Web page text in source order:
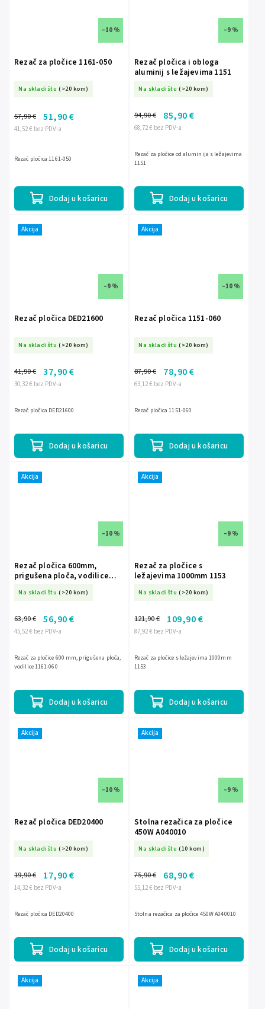
–10 %
Rezač za pločice 1161-050
Na skladištu (>20 kom)
41,52 € bez PDV-a
57,90 € 51,90 €
Dodaj u košaricu
Rezač pločica 1161-050
–9 %
Rezač pločica i obloga
aluminij s ležajevima 1151
Na skladištu (>20 kom)
68,72 € bez PDV-a
94,90 € 85,90 €
Dodaj u košaricu
Rezač za pločice od aluminija s ležajevima
1151
Akcija
–9 %
Rezač pločica DED21600
Na skladištu (>20 kom)
30,32 € bez PDV-a
41,90 € 37,90 €
Dodaj u košaricu
Rezač pločica DED21600
Akcija
–10 %
Rezač pločica 1151-060
Na skladištu (>20 kom)
63,12 € bez PDV-a
87,90 € 78,90 €
Dodaj u košaricu
Rezač pločica 1151-060
Akcija
–10 %
Rezač pločica 600mm,
prigušena ploča, vodilice
Na skladištu (>20 kom)
45,52 € bez PDV-a
63,90 € 56,90 €
Dodaj u košaricu
Rezač za pločice 600 mm, prigušena ploča,
vodilice 1161-060
Akcija
–9 %
Rezač za pločice s
ležajevima 1000mm 1153
Na skladištu (>20 kom)
87,92 € bez PDV-a
121,90 € 109,90 €
Dodaj u košaricu
Rezač za pločice s ležajevima 1000mm
1153
Akcija
–10 %
Rezač pločica DED20400
Na skladištu (>20 kom)
14,32 € bez PDV-a
19,90 € 17,90 €
Dodaj u košaricu
Rezač pločica DED20400
Akcija
–9 %
Stolna rezačica za pločice
450W A040010
Na skladištu (10 kom)
55,12 € bez PDV-a
75,90 € 68,90 €
Dodaj u košaricu
Stolna rezačica za pločice 450W A040010
Akcija Akcija